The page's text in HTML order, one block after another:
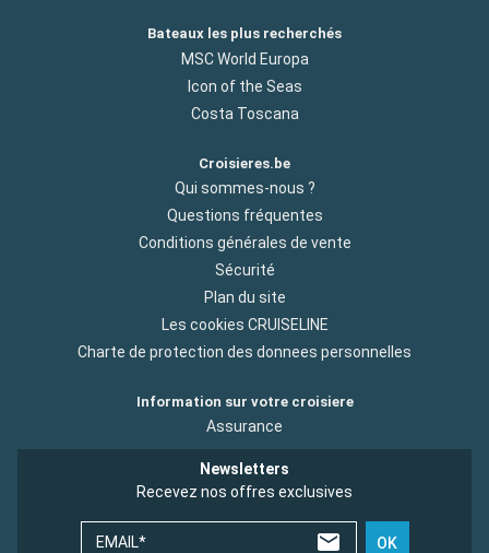
Bateaux les plus recherchés
MSC World Europa
Icon of the Seas
Costa Toscana
Croisieres.be
Qui sommes-nous ?
Questions fréquentes
Conditions générales de vente
Sécurité
Plan du site
Les cookies CRUISELINE
Charte de protection des donnees personnelles
Information sur votre croisiere
Assurance
Newsletters
Recevez nos offres exclusives
EMAIL* OK